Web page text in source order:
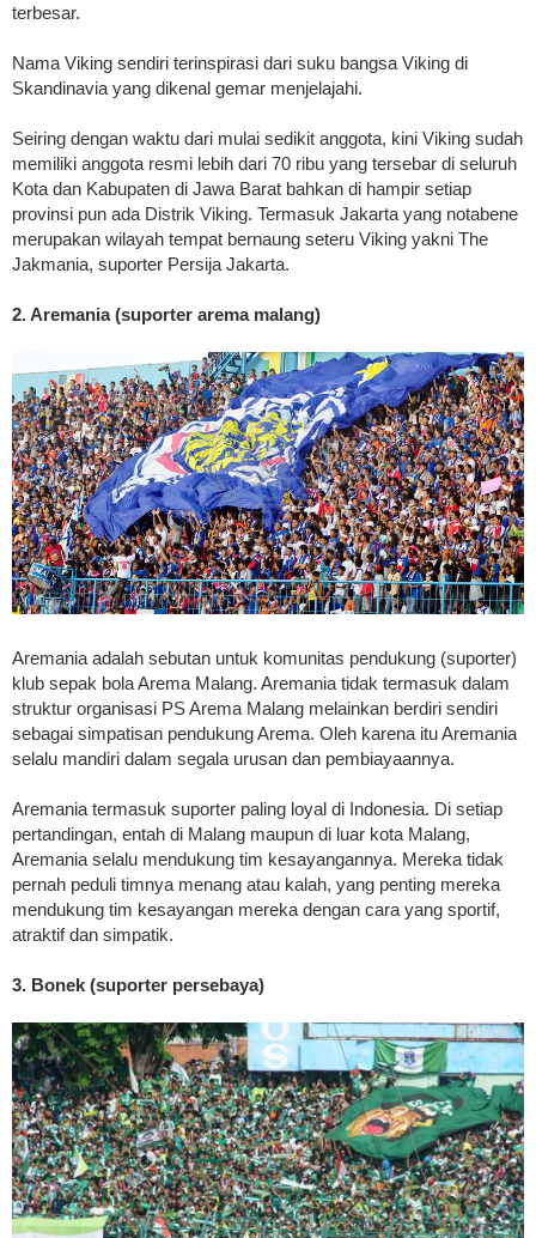
terbesar.
Nama Viking sendiri terinspirasi dari suku bangsa Viking di
Skandinavia yang dikenal gemar menjelajahi.
Seiring dengan waktu dari mulai sedikit anggota, kini Viking sudah
memiliki anggota resmi lebih dari 70 ribu yang tersebar di seluruh
Kota dan Kabupaten di Jawa Barat bahkan di hampir setiap
provinsi pun ada Distrik Viking. Termasuk Jakarta yang notabene
merupakan wilayah tempat bernaung seteru Viking yakni The
Jakmania, suporter Persija Jakarta.
2. Aremania (suporter arema malang)
Aremania adalah sebutan untuk komunitas pendukung (suporter)
klub sepak bola Arema Malang. Aremania tidak termasuk dalam
struktur organisasi PS Arema Malang melainkan berdiri sendiri
sebagai simpatisan pendukung Arema. Oleh karena itu Aremania
selalu mandiri dalam segala urusan dan pembiayaannya.
Aremania termasuk suporter paling loyal di Indonesia. Di setiap
pertandingan, entah di Malang maupun di luar kota Malang,
Aremania selalu mendukung tim kesayangannya. Mereka tidak
pernah peduli timnya menang atau kalah, yang penting mereka
mendukung tim kesayangan mereka dengan cara yang sportif,
atraktif dan simpatik.
3. Bonek (suporter persebaya)